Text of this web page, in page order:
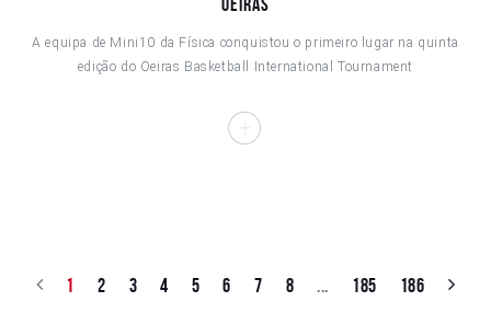
Oeiras
A equipa de Mini10 da Física conquistou o primeiro lugar na quinta
edição do Oeiras Basketball International Tournament
1 2 3 4 5 6 7 8 ... 185 186